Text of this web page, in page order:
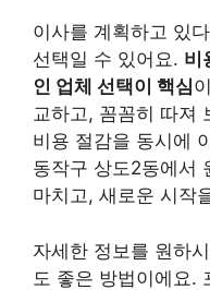
이사를 계획하고 있
선택일 수 있어요. 비
인 업체 선택이 핵심
교하고, 꼼꼼히 따져
비용 절감을 동시에
동작구 상도2동에서
마치고, 새로운 시작
자세한 정보를 원하
도 좋은 방법이에요.